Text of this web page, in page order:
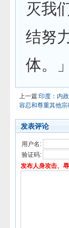
灭我
结努
体。」
上一篇:印度：内
容忍和尊重其他宗
发表评论
用户名:
验证码:
发布人身攻击、